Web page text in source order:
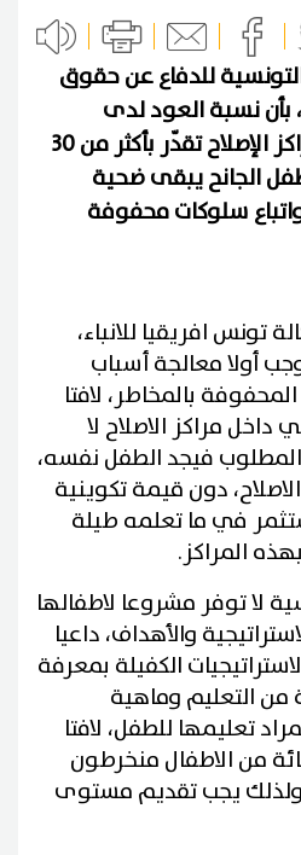
للدفاع عن حقوق
بأن نسبة العود لدى
الأطفال الجانحين بمراكز الإصلاح تقدّر بأكثر من 30
الجانح يبقى ضحية
سلوكات محفوفة
تونس افريقيا للانباء،
أولا معالجة أسباب
بالمخاطر، لافتا
داخل مراكز الاصلاح لا
فيجد الطفل نفسه،
دون قيمة تكوينية
في ما تعلمه طيلة
المراكز.
لا توفر مشروعا لاطفالها
والأهداف، داعيا
الكفيلة بمعرفة
من التعليم وماهية
تعليمها للطفل، لافتا
من 90 بالمائة من الاطفال منخرطون
يجب تقديم مستوى